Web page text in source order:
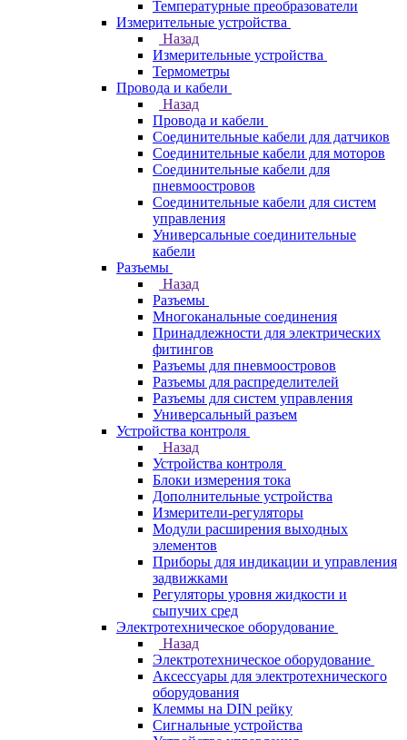
Температурные преобразователи
Измерительные устройства
Назад
Измерительные устройства
Термометры
Провода и кабели
Назад
Провода и кабели
Соединительные кабели для датчиков
Соединительные кабели для моторов
Соединительные кабели для
пневмоостровов
Соединительные кабели для систем
управления
Универсальные соединительные
кабели
Разъемы
Назад
Разъемы
Многоканальные соединения
Принадлежности для электрических
фитингов
Разъемы для пневмоостровов
Разъемы для распределителей
Разъемы для систем управления
Универсальный разъем
Устройства контроля
Назад
Устройства контроля
Блоки измерения тока
Дополнительные устройства
Измерители-регуляторы
Модули расширения выходных
элементов
Приборы для индикации и управления
задвижками
Регуляторы уровня жидкости и
сыпучих сред
Электротехническое оборудование
Назад
Электротехническое оборудование
Аксессуары для электротехнического
оборудования
Клеммы на DIN рейку
Сигнальные устройства